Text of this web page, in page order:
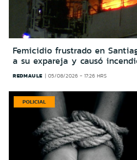
Femicidio frustrado en
a su expareja y causó
REDMAULE 05/08/2026 - 17:26 HRS
POLICIAL